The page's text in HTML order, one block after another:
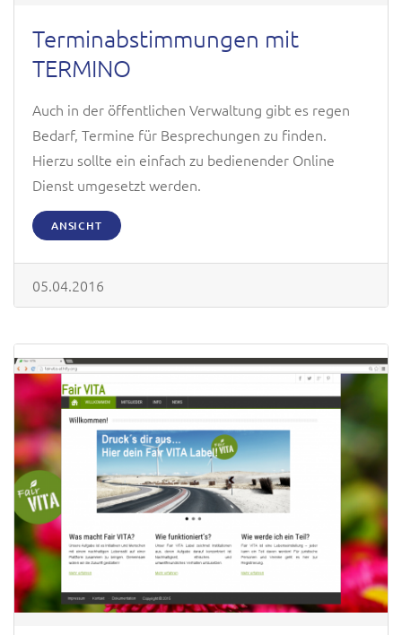
Terminabstimmungen mit
TERMINO
Auch in der öffentlichen Verwaltung gibt es regen
Bedarf, Termine für Besprechungen zu finden.
Hierzu sollte ein einfach zu bedienender Online
Dienst umgesetzt werden.
ANSICHT
05.04.2016